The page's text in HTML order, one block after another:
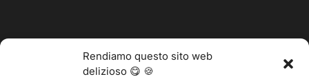
Rendiamo questo sito web
delizioso 😋 🍪